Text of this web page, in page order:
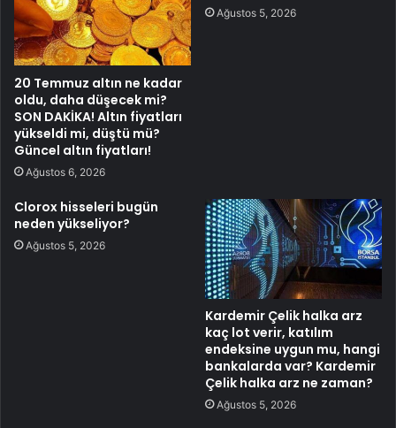
20 Temmuz altın ne kadar
oldu, daha düşecek mi?
SON DAKİKA! Altın fiyatları
yükseldi mi, düştü mü?
Güncel altın fiyatları!
Ağustos 6, 2026
Ağustos 5, 2026
Clorox hisseleri bugün
neden yükseliyor?
Ağustos 5, 2026
Kardemir Çelik halka arz
kaç lot verir, katılım
endeksine uygun mu, hangi
bankalarda var? Kardemir
Çelik halka arz ne zaman?
Ağustos 5, 2026